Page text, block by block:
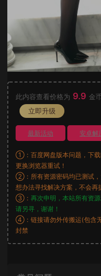
此内容查看价格为 9.9 金
立即升级
最新活动 安卓解
①：百度网盘版本问题，下载
更换浏览器重试！
②：所有资源密码均已测试，
想办法寻找解决方案，不会再
③： 再次申明，本站所有资
请另寻，谢谢！
④：链接请勿外传搬运(包含
封禁